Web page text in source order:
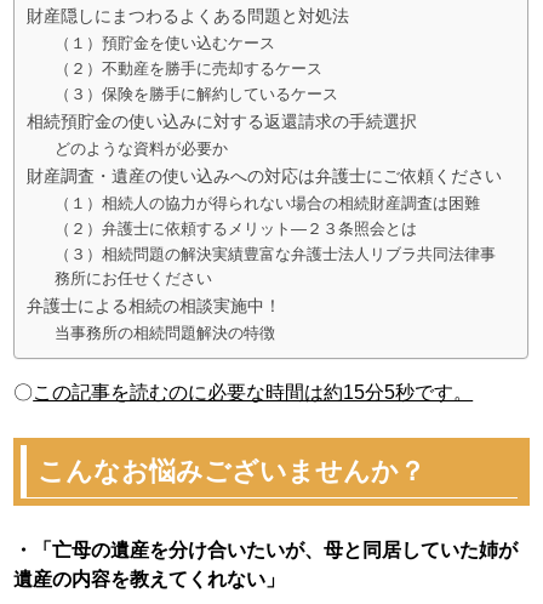
財産隠しにまつわるよくある問題と対処法
（１）預貯金を使い込むケース
（２）不動産を勝手に売却するケース
（３）保険を勝手に解約しているケース
相続預貯金の使い込みに対する返還請求の手続選択
どのような資料が必要か
財産調査・遺産の使い込みへの対応は弁護士にご依頼ください
（１）相続人の協力が得られない場合の相続財産調査は困難
（２）弁護士に依頼するメリット―２３条照会とは
（３）相続問題の解決実績豊富な弁護士法人リブラ共同法律事
務所にお任せください
弁護士による相続の相談実施中！
当事務所の相続問題解決の特徴
〇この記事を読むのに必要な時間は約15分5秒です。
こんなお悩みございませんか？
・「亡母の遺産を分け合いたいが、母と同居していた姉が
遺産の内容を教えてくれない」